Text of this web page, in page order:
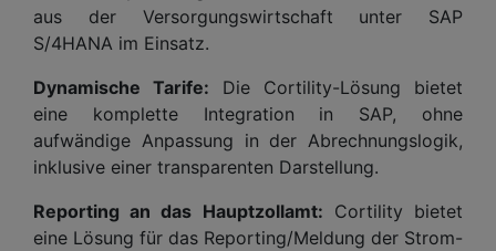
aus der Versorgungswirtschaft unter SAP
S/4HANA im Einsatz.
Dynamische Tarife: Die Cortility-Lösung bietet
eine komplette Integration in SAP, ohne
aufwändige Anpassung in der Abrechnungslogik,
inklusive einer transparenten Darstellung.
Reporting an das Hauptzollamt: Cortility bietet
eine Lösung für das Reporting/Meldung der Strom-